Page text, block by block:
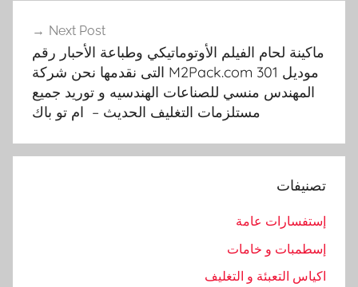
ا
د
ث
,
Next Post
ماكينة لحام الفيلم الأوتوماتيكي وطباعة الأحبار رقم
موديل M2Pack.com 301 التى نقدمها نحن شركة
المهندس منسي للصناعات الهندسيه و توريد جميع
مستلزمات التغليف الحديث – ام تو باك
تصنيفات
إستفسارات عامة
إسطمبات و خامات
اكياس التعبئة و التغليف